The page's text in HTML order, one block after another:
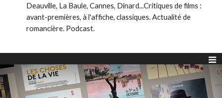
Deauville, La Baule, Cannes, Dinard...Critiques de films :
avant-premières, à l'affiche, classiques. Actualité de
romancière. Podcast.